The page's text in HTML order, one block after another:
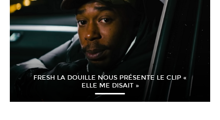
FRESH LA DOUILLE NOUS PRÉSENTE LE CLIP «
ELLE ME DISAIT »